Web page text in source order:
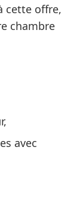
cette offre,
chambre
avec